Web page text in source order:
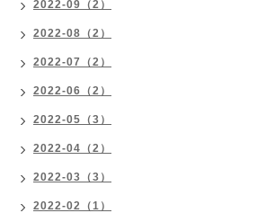
2022-09（2）
2022-08（2）
2022-07（2）
2022-06（2）
2022-05（3）
2022-04（2）
2022-03（3）
2022-02（1）